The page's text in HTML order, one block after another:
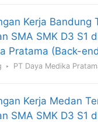
Kerja Bandung
SMA SMK D3 S1
Pratama (Back-
PT Daya Medika
Kerja Medan
SMA SMK D3 S1